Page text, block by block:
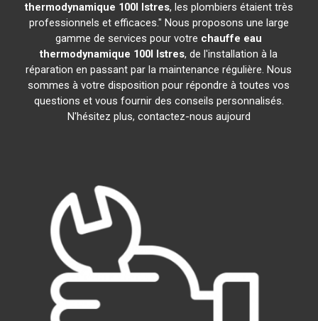
thermodynamique 100l Istres, les plombiers étaient très
professionnels et efficaces." Nous proposons une large
gamme de services pour votre chauffe eau
thermodynamique 100l Istres, de l'installation à la
réparation en passant par la maintenance régulière. Nous
sommes à votre disposition pour répondre à toutes vos
questions et vous fournir des conseils personnalisés.
N'hésitez plus, contactez-nous aujourd